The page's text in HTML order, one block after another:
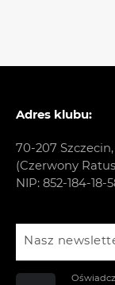
Adres klubu:
70-207
(Czerwony
NIP: 852-184-18-
Nasz